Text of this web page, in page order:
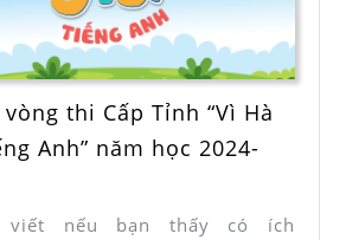
thi Cấp Tỉnh “Vì Hà
Anh” năm học 2024-
viết nếu bạn thấy có ích